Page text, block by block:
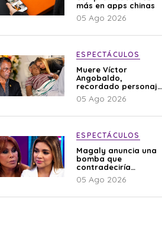
más en apps chinas
05 Ago 2026
ESPECTÁCULOS
Muere Víctor
Angobaldo,
recordado personaje
de la farándula y
expareja de Shirley
05 Ago 2026
ESPECTÁCULOS
Magaly anuncia una
bomba que
contradeciría
comunicado de La
Bella Luz: “Hay un
05 Ago 2026